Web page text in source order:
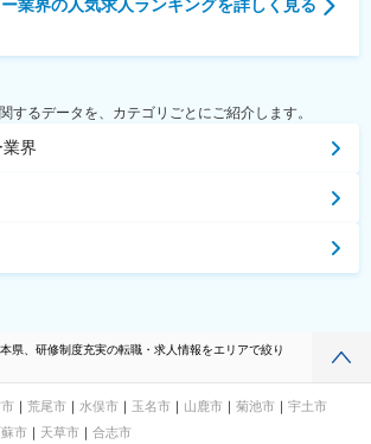
業界の人気求人ランキングを詳しく見る
するデータを、カテゴリごとにご紹介します。
界
県、研修制度充実の転職・求人情報をエリアで絞り
荒尾市 水俣市 玉名市 山鹿市 菊池市
宇土市
蘇市 天草市
合志市